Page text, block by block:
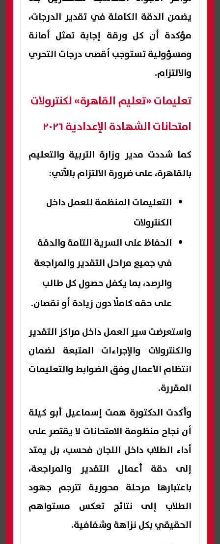
يضمن الدقة الكاملة في تقدير الدرجات،
مؤكدة أن كل ورقة إجابة تمثل أمانة
ومسؤولية تستوجب أقصى درجات التحري
والالتزام.
تعليمات «تعليم القاهرة» لكنترولات
امتحانات الشهادة الإعدادية ٢٠٢٦
كما شددت مدير وزارة التربية والتعليم
بالقاهرة، على ضرورة الالتزام بالآتي:
التعليمات المنظمة للعمل داخل
الكنترولات
الحفاظ على السرية التامة والدقة
في جميع مراحل التقدير والمراجعة
والرصد، بما يكفل حصول كل طالب
على حقه كاملًا دون زيادة أو نقصان.
واستعرضت سير العمل داخل مراكز التقدير
والكنترولات والإجراءات المتبعة لضمان
انتظام الأعمال وفق الضوابط والتعليمات
المقررة.
وأكدت الدكتورة همت إسماعيل أبو كيلة
أن نجاح منظومة الامتحانات لا يقتصر على
أداء الطلاب داخل اللجان فحسب، بل يمتد
إلى دقة أعمال التقدير والمراجعة،
باعتبارها مرحلة محورية تترجم جهود
الطلاب إلى نتائج تعكس مستواهم
الحقيقي بكل نزاهة وشفافية.